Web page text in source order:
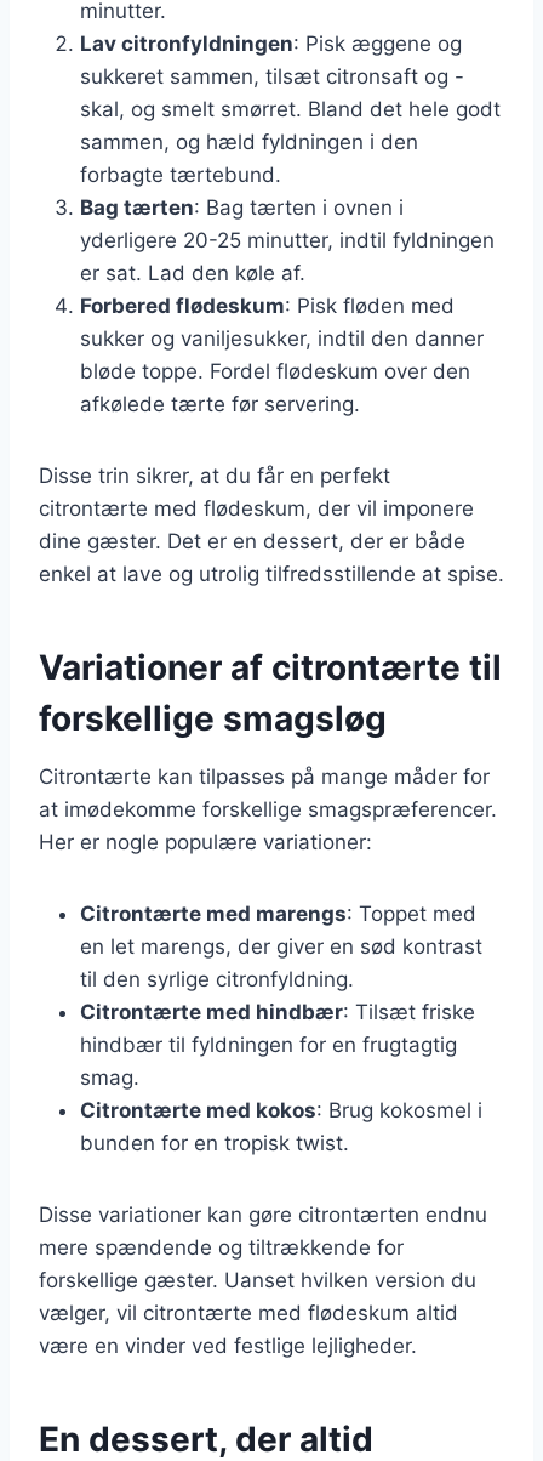
minutter.
Lav citronfyldningen: Pisk æggene og
sukkeret sammen, tilsæt citronsaft og -
skal, og smelt smørret. Bland det hele godt
sammen, og hæld fyldningen i den
forbagte tærtebund.
Bag tærten: Bag tærten i ovnen i
yderligere 20-25 minutter, indtil fyldningen
er sat. Lad den køle af.
Forbered flødeskum: Pisk fløden med
sukker og vaniljesukker, indtil den danner
bløde toppe. Fordel flødeskum over den
afkølede tærte før servering.
Disse trin sikrer, at du får en perfekt
citrontærte med flødeskum, der vil imponere
dine gæster. Det er en dessert, der er både
enkel at lave og utrolig tilfredsstillende at spise.
Variationer af citrontærte til
forskellige smagsløg
Citrontærte kan tilpasses på mange måder for
at imødekomme forskellige smagspræferencer.
Her er nogle populære variationer:
Citrontærte med marengs: Toppet med
en let marengs, der giver en sød kontrast
til den syrlige citronfyldning.
Citrontærte med hindbær: Tilsæt friske
hindbær til fyldningen for en frugtagtig
smag.
Citrontærte med kokos: Brug kokosmel i
bunden for en tropisk twist.
Disse variationer kan gøre citrontærten endnu
mere spændende og tiltrækkende for
forskellige gæster. Uanset hvilken version du
vælger, vil citrontærte med flødeskum altid
være en vinder ved festlige lejligheder.
En dessert, der altid